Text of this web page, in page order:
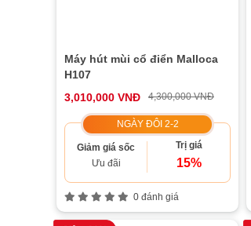
Máy hút mùi cổ điển Malloca
H107
3,010,000 VNĐ
4,300,000 VNĐ
NGÀY ĐÔI 2-2
Giảm giá sốc
Ưu đãi
Trị giá
15%
0 đánh giá